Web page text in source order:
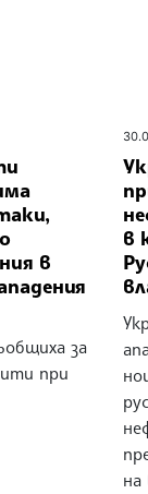
в
за
при
в
на